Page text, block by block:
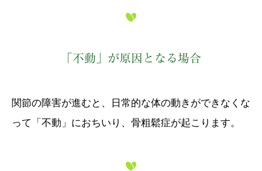
「不動」が原因となる場合
関節の障害が進むと、日常的な体の動きができなくな
って「不動」におちいり、骨粗鬆症が起こります。